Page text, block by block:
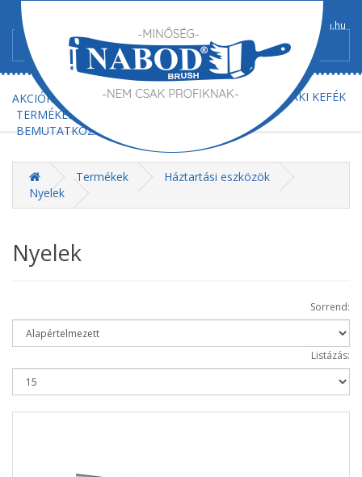
+36/52-367-602 info@nabod-brush.hu
FŐOLDAL AJÁNLATKÉRÉS MŰSZAKI KEFÉK
AKCIÓK
TERMÉKEK
BEMUTATKOZÁS
Termékek
Háztartási eszközök
Nyelek
Nyelek
Sorrend:
Listázás: